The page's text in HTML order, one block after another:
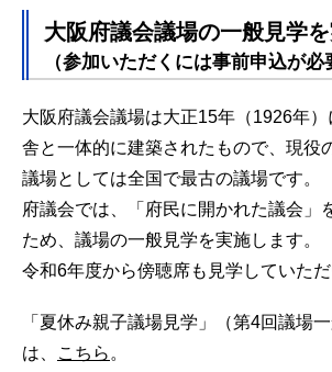
大阪府議会議場の一般見学
（参加いただくには事前申込が必
大阪府議会議場は大正15年（1926年
舎と一体的に建築されたもので、現役
議場としては全国で最古の議場です。
府議会では、「府民に開かれた議会」
ため、議場の一般見学を実施します。
令和6年度から傍聴席も見学していただ
「夏休み親子議場見学」（第4回議場
は、
こちら 。